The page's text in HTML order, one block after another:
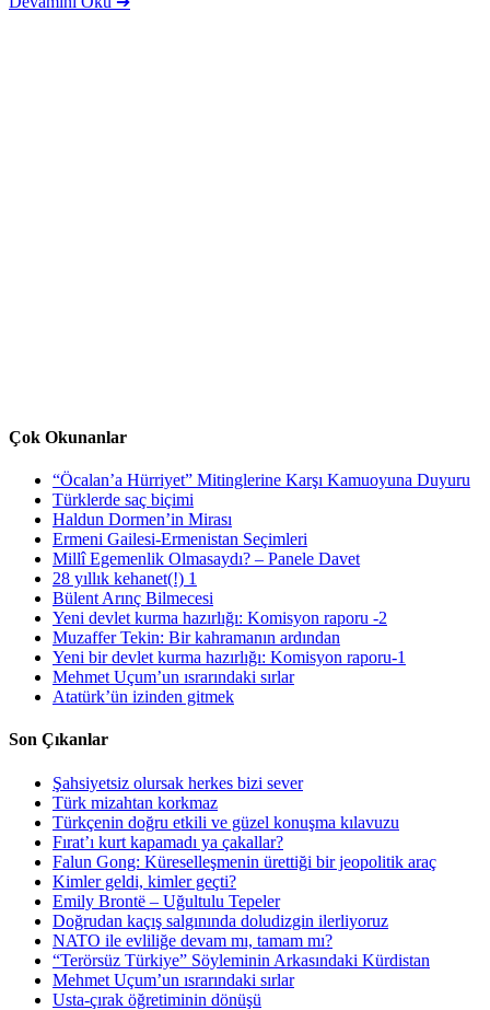
Çok Okunanlar
“Öcalan’a Hürriyet” Mitinglerine Karşı Kamuoyuna Duyuru
Türklerde saç biçimi
Haldun Dormen’in Mirası
Ermeni Gailesi-Ermenistan Seçimleri
Millî Egemenlik Olmasaydı? – Panele Davet
28 yıllık kehanet(!) 1
Bülent Arınç Bilmecesi
Yeni devlet kurma hazırlığı: Komisyon raporu -2
Muzaffer Tekin: Bir kahramanın ardından
Yeni bir devlet kurma hazırlığı: Komisyon raporu-1
Mehmet Uçum’un ısrarındaki sırlar
Atatürk’ün izinden gitmek
Son Çıkanlar
Şahsiyetsiz olursak herkes bizi sever
Türk mizahtan korkmaz
Türkçenin doğru etkili ve güzel konuşma kılavuzu
Fırat’ı kurt kapamadı ya çakallar?
Falun Gong: Küreselleşmenin ürettiği bir jeopolitik araç
Kimler geldi, kimler geçti?
Emily Brontë – Uğultulu Tepeler
Doğrudan kaçış salgınında doludizgin ilerliyoruz
NATO ile evliliğe devam mı, tamam mı?
“Terörsüz Türkiye” Söyleminin Arkasındaki Kürdistan
Mehmet Uçum’un ısrarındaki sırlar
Usta-çırak öğretiminin dönüşü